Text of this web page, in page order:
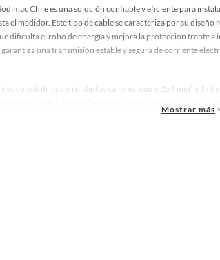
Chile es una solución confiable y eficiente para
el medidor. Este tipo de cable se caracteriza por su
dificulta el robo de energía y mejora la protección frente
garantiza una transmisión estable y segura de corriente
concéntricos en distintos calibres, como 2x4 mm² y
continua, con picos de hasta 150 °C en condiciones
Mostrar más